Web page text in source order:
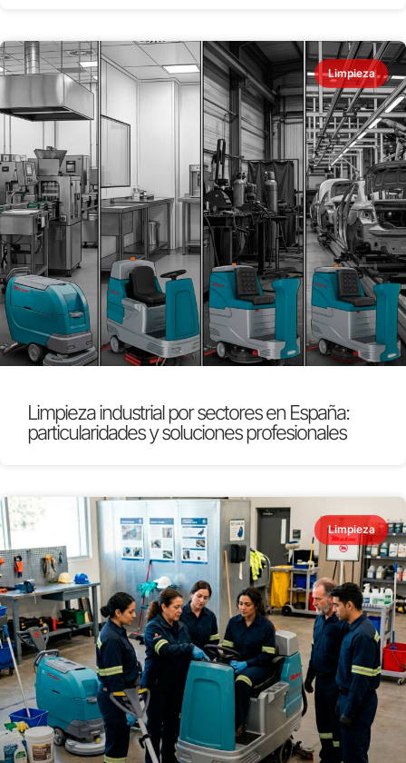
Limpieza
Limpieza industrial por sectores en España:
particularidades y soluciones profesionales
Limpieza